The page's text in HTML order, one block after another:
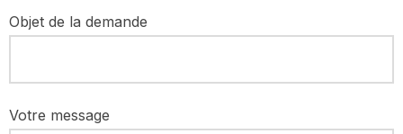
Objet de la demande
Votre message